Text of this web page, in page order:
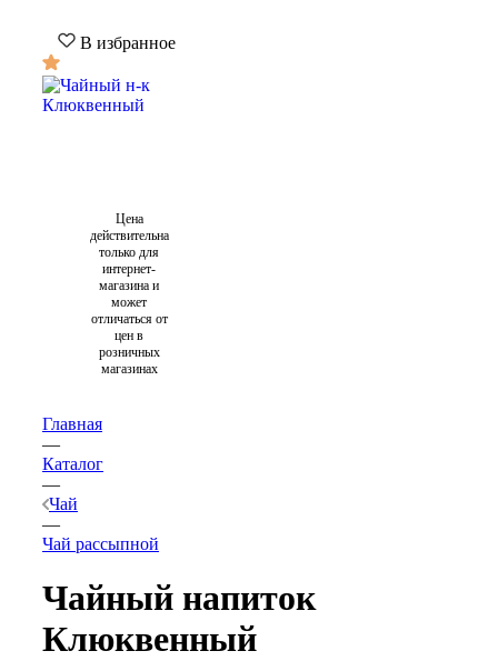
В избранное
Цена
действительна
только для
интернет-
магазина и
может
отличаться от
цен в
розничных
магазинах
Главная
—
Каталог
—
Чай
—
Чай рассыпной
Чайный напиток
Клюквенный